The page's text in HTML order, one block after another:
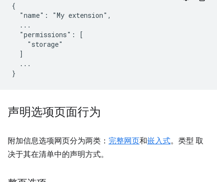
{
  "name": "My extension",
  ...
  "permissions": [
    "storage"
  ]
  ...
声明选项页面行为
附加信息选项网页分为两类： 完整网页和嵌入式。类型 取
决于其在清单中的声明方式。